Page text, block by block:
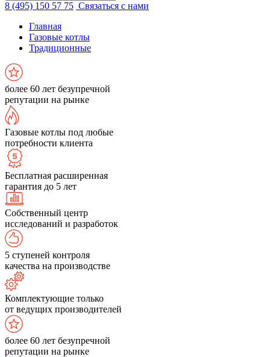
8 (495) 150 57 75 Связаться с нами
Главная
Газовые котлы
Традиционные
более 60 лет безупречной
репутации на рынке
Газовые котлы под любые
потребности клиента
Бесплатная расширенная
гарантия до 5 лет
Собственный центр
исследований и разработок
5 ступеней контроля
качества на производстве
Комплектующие только
от ведущих производителей
более 60 лет безупречной
репутации на рынке